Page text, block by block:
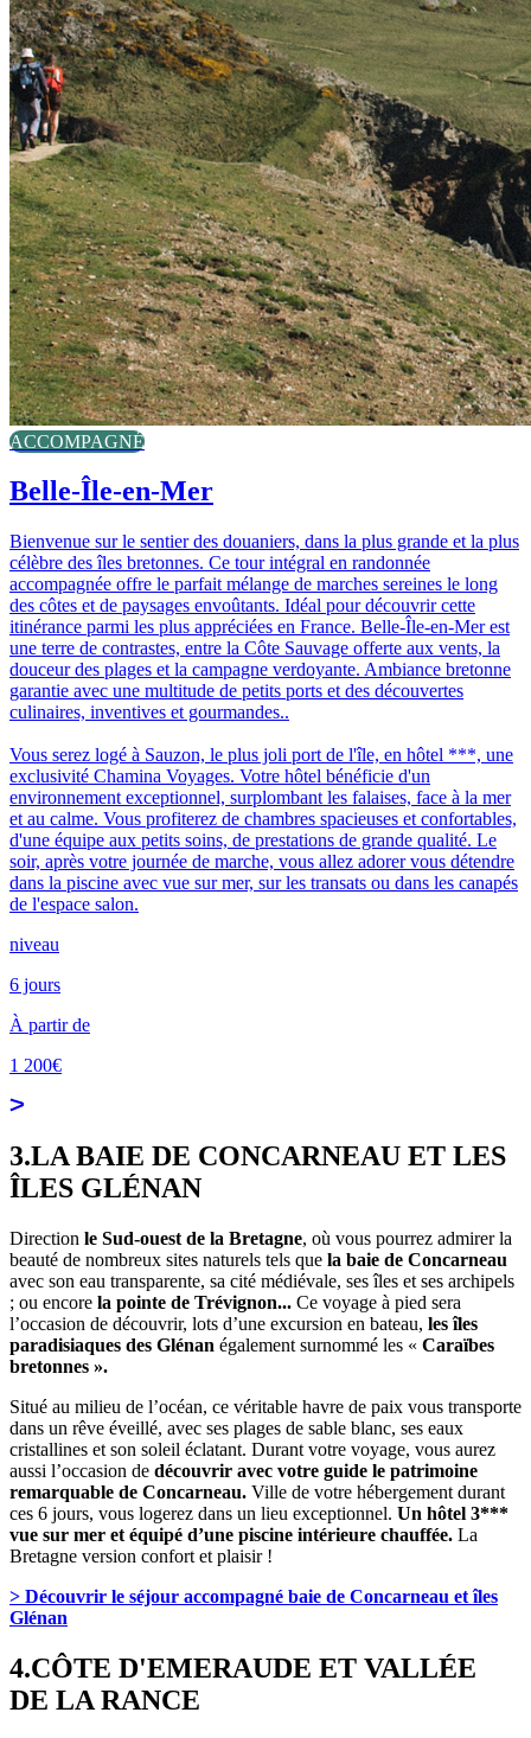
ACCOMPAGNÉ
Belle-Île-en-Mer
Bienvenue sur le sentier des douaniers, dans la plus grande et la plus
célèbre des îles bretonnes. Ce tour intégral en randonnée
accompagnée offre le parfait mélange de marches sereines le long
des côtes et de paysages envoûtants. Idéal pour découvrir cette
itinérance parmi les plus appréciées en France. Belle-Île-en-Mer est
une terre de contrastes, entre la Côte Sauvage offerte aux vents, la
douceur des plages et la campagne verdoyante. Ambiance bretonne
garantie avec une multitude de petits ports et des découvertes
culinaires, inventives et gourmandes..
Vous serez logé à Sauzon, le plus joli port de l'île, en hôtel ***, une
exclusivité Chamina Voyages. Votre hôtel bénéficie d'un
environnement exceptionnel, surplombant les falaises, face à la mer
et au calme. Vous profiterez de chambres spacieuses et confortables,
d'une équipe aux petits soins, de prestations de grande qualité. Le
soir, après votre journée de marche, vous allez adorer vous détendre
dans la piscine avec vue sur mer, sur les transats ou dans les canapés
de l'espace salon.
niveau
6 jours
À partir de
1 200€
3.LA BAIE DE CONCARNEAU ET LES
ÎLES GLÉNAN
Direction le Sud-ouest de la Bretagne, où vous pourrez admirer la
beauté de nombreux sites naturels tels que la baie de Concarneau
avec son eau transparente, sa cité médiévale, ses îles et ses archipels
; ou encore la pointe de Trévignon... Ce voyage à pied sera
l’occasion de découvrir, lots d’une excursion en bateau, les îles
paradisiaques des Glénan également surnommé les « Caraïbes
bretonnes ».
Situé au milieu de l’océan, ce véritable havre de paix vous transporte
dans un rêve éveillé, avec ses plages de sable blanc, ses eaux
cristallines et son soleil éclatant. Durant votre voyage, vous aurez
aussi l’occasion de découvrir avec votre guide le patrimoine
remarquable de Concarneau. Ville de votre hébergement durant
ces 6 jours, vous logerez dans un lieu exceptionnel. Un hôtel 3***
vue sur mer et équipé d’une piscine intérieure chauffée. La
Bretagne version confort et plaisir !
> Découvrir le séjour accompagné baie de Concarneau et îles
Glénan
4.CÔTE D'EMERAUDE ET VALLÉE
DE LA RANCE